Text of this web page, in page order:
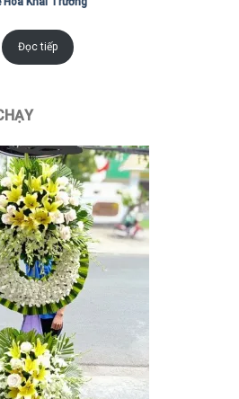
Đọc tiếp